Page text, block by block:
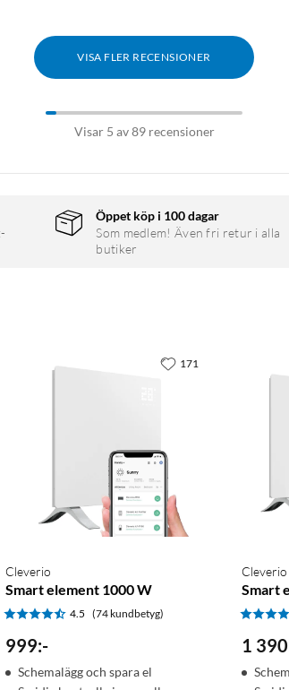
VISA FLER RECENSIONER
Visar 5 av 89 recensioner
Öppet köp i 100 dagar
Som medlem! Även fri retur i alla
butiker
Cleverio
Smart element 1000 W
4.5 (74 kundbetyg)
999:-
Schemalägg och spara el
171
Cleverio
Smart
1 390